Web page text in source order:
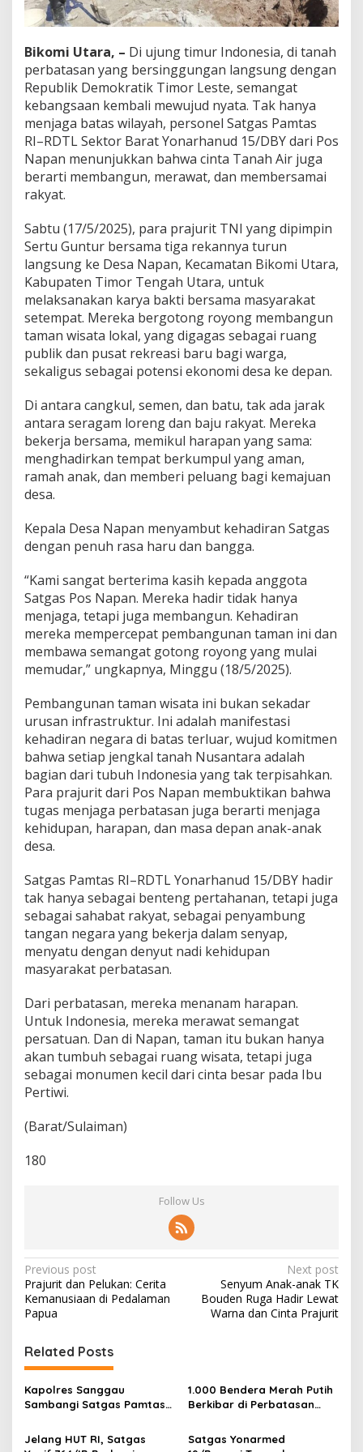
a
n
o
t
n
g
R
o
y
o
n
a
n
g
u
n
T
a
m
a
n
H
r
p
a
n
Bikomi Utara, – Di ujung timur Indonesia, di tanah
perbatasan yang bersinggungan langsung dengan
Republik Demokratik Timor Leste, semangat
kebangsaan kembali mewujud nyata. Tak hanya
menjaga batas wilayah, personel Satgas Pamtas
RI–RDTL Sektor Barat Yonarhanud 15/DBY dari Pos
Napan menunjukkan bahwa cinta Tanah Air juga
berarti membangun, merawat, dan membersamai
rakyat.
Sabtu (17/5/2025), para prajurit TNI yang dipimpin
Sertu Guntur bersama tiga rekannya turun
langsung ke Desa Napan, Kecamatan Bikomi Utara,
Kabupaten Timor Tengah Utara, untuk
melaksanakan karya bakti bersama masyarakat
setempat. Mereka bergotong royong membangun
taman wisata lokal, yang digagas sebagai ruang
publik dan pusat rekreasi baru bagi warga,
sekaligus sebagai potensi ekonomi desa ke depan.
Di antara cangkul, semen, dan batu, tak ada jarak
antara seragam loreng dan baju rakyat. Mereka
bekerja bersama, memikul harapan yang sama:
menghadirkan tempat berkumpul yang aman,
ramah anak, dan memberi peluang bagi kemajuan
desa.
Kepala Desa Napan menyambut kehadiran Satgas
dengan penuh rasa haru dan bangga.
“Kami sangat berterima kasih kepada anggota
Satgas Pos Napan. Mereka hadir tidak hanya
menjaga, tetapi juga membangun. Kehadiran
mereka mempercepat pembangunan taman ini dan
membawa semangat gotong royong yang mulai
memudar,” ungkapnya, Minggu (18/5/2025).
Pembangunan taman wisata ini bukan sekadar
urusan infrastruktur. Ini adalah manifestasi
kehadiran negara di batas terluar, wujud komitmen
bahwa setiap jengkal tanah Nusantara adalah
bagian dari tubuh Indonesia yang tak terpisahkan.
Para prajurit dari Pos Napan membuktikan bahwa
tugas menjaga perbatasan juga berarti menjaga
kehidupan, harapan, dan masa depan anak-anak
desa.
Satgas Pamtas RI–RDTL Yonarhanud 15/DBY hadir
tak hanya sebagai benteng pertahanan, tetapi juga
sebagai sahabat rakyat, sebagai penyambung
tangan negara yang bekerja dalam senyap,
menyatu dengan denyut nadi kehidupan
masyarakat perbatasan.
Dari perbatasan, mereka menanam harapan.
Untuk Indonesia, mereka merawat semangat
persatuan. Dan di Napan, taman itu bukan hanya
akan tumbuh sebagai ruang wisata, tetapi juga
sebagai monumen kecil dari cinta besar pada Ibu
Pertiwi.
(Barat/Sulaiman)
180
Follow Us
P
o
s
t
n
a
v
i
Previous post
Prajurit dan Pelukan: Cerita
Kemanusiaan di Pedalaman
Papua
Next post
Senyum Anak-anak TK
Bouden Ruga Hadir Lewat
Warna dan Cinta Prajurit
Related Posts
Kapolres Sanggau
Sambangi Satgas Pamtas
Perkuat Soliditas TNI-Polri
di Perbatasan
1.000 Bendera Merah Putih
Berkibar di Perbatasan
Jelang HUT RI, Satgas
Satgas Yonarmed